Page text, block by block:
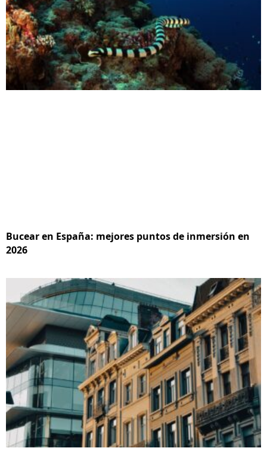
Bucear en España: mejores puntos de inmersión en
2026